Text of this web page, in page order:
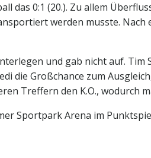
das 0:1 (20.). Zu allem
werden musste.
und gab nicht auf.
die Großchance zum
Treffern den K.O., wodurch
Sportpark Arena im